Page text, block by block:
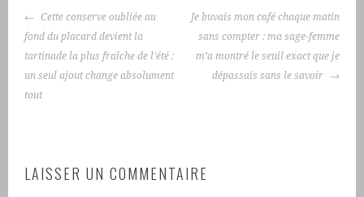
NAVIGATION
DES
ARTICLES
Cette conserve oubliée au
fond du placard devient la
tartinade la plus fraîche de l’été :
un seul ajout change absolument
tout
Je buvais mon café chaque matin
sans compter : ma sage-femme
m’a montré le seuil exact que je
dépassais sans le savoir
LAISSER UN COMMENTAIRE